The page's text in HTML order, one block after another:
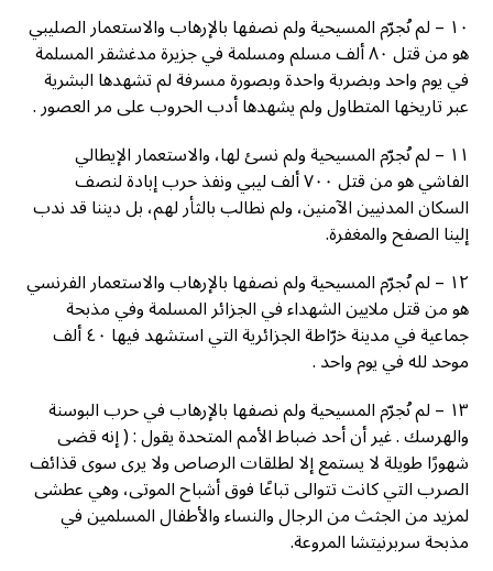
١٠ – ﻟﻢ ﻧُﺠﺮّﻡ ﺍﻟﻤﺴﻴﺤﻴﺔ ﻭﻟﻢ ﻧﺼﻔﻬﺎ ﺑﺎﻹﺭﻫﺎﺏ ﻭﺍﻻﺳﺘﻌﻤﺎﺭ ﺍﻟﺼﻠﻴﺒﻲ
ﻫﻮ ﻣﻦ ﻗﺘﻞ ٨٠ ﺃﻟﻒ ﻣﺴﻠﻢ ﻭﻣﺴﻠﻤﺔ ﻓﻲ ﺟﺰﻳﺮﺓ ﻣﺪﻏﺸﻘﺮ ﺍﻟﻤﺴﻠﻤﺔ
ﻓﻲ ﻳﻮﻡ ﻭﺍﺣﺪ ﻭﺑﻀﺮبة ﻭﺍﺣﺪﺓ ﻭﺑﺼﻮﺭﺓ ﻣﺴﺮﻓﺔ ﻟﻢ ﺗﺸﻬﺪﻫﺎ ﺍﻟﺒﺸﺮﻳﺔ
ﻋﺒﺮ ﺗﺎﺭﻳﺨﻬﺎ ﺍﻟﻤﺘﻄﺎﻭﻝ ﻭﻟﻢ ﻳﺸﻬﺪﻫﺎ ﺃﺩﺏ ﺍﻟﺤﺮﻭﺏ ﻋﻠﻰ ﻣﺮ ﺍﻟﻌﺼﻮﺭ .
١١ – ﻟﻢ ﻧُﺠﺮّﻡ ﺍﻟﻤﺴﻴﺤﻴﺔ ﻭﻟﻢ ﻧﺴﺊ ﻟﻬﺎ، ﻭﺍﻻﺳﺘﻌﻤﺎﺭ ﺍﻹﻳﻄﺎﻟﻲ
ﺍﻟﻔﺎﺷﻲ ﻫﻮ ﻣﻦ ﻗﺘﻞ ٧٠٠ ﺃﻟﻒ ﻟﻴﺒﻲ ﻭﻧﻔﺬ ﺣﺮﺏ ﺇﺑﺎﺩﺓ ﻟﻨﺼﻒ
ﺍﻟﺴﻜﺎﻥ ﺍﻟﻤﺪﻧﻴﻴﻦ ﺍﻵﻣﻨﻴﻦ، ﻭﻟﻢ ﻧﻄﺎﻟﺐ ﺑﺎﻟﺜﺄﺭ ﻟﻬﻢ، ﺑﻞ ﺩﻳﻨﻨﺎ ﻗﺪ ﻧﺪﺏ
ﺇﻟﻴﻨﺎ ﺍﻟﺼﻔﺢ ﻭﺍﻟﻤﻐﻔﺮﺓ.
١٢ – ﻟﻢ ﻧُﺠﺮّﻡ ﺍﻟﻤﺴﻴﺤﻴﺔ ﻭﻟﻢ ﻧﺼﻔﻬﺎ ﺑﺎﻹﺭﻫﺎﺏ ﻭﺍﻻﺳﺘﻌﻤﺎﺭ ﺍﻟﻔﺮﻧﺴﻲ
ﻫﻮ ﻣﻦ ﻗﺘﻞ ﻣﻼﻳﻴﻦ ﺍﻟﺸﻬﺪﺍﺀ ﻓﻲ ﺍﻟﺠﺰﺍﺋﺮ ﺍﻟﻤﺴﻠﻤﺔ ﻭﻓﻲ ﻣﺬﺑﺤﺔ
ﺟﻤﺎﻋﻴﺔ ﻓﻲ ﻣﺪﻳﻨﺔ ﺧرّﺍﻃﺔ ﺍﻟﺠﺰﺍﺋﺮﻳﺔ ﺍﻟﺘﻲ ﺍﺳﺘﺸﻬﺪ ﻓﻴﻬﺎ ٤٠ ﺃﻟﻒ
ﻣﻮﺣﺪ ﻟﻠﻪ ﻓﻲ ﻳﻮﻡ ﻭﺍﺣﺪ .
١٣ – ﻟﻢ ﻧُﺠﺮّﻡ ﺍﻟﻤﺴﻴﺤﻴﺔ ﻭﻟﻢ ﻧﺼﻔﻬﺎ ﺑﺎﻹﺭﻫﺎﺏ ﻓﻲ ﺣﺮﺏ ﺍﻟﺒﻮﺳﻨﺔ
ﻭﺍﻟﻬﺮﺳﻚ . ﻏﻴﺮ ﺃﻥ ﺃﺣﺪ ﺿﺒﺎﻁ ﺍﻷﻣﻢ ﺍﻟﻤﺘﺤﺪﺓ ﻳﻘﻮﻝ : ( ﺇﻧﻪ ﻗﻀﻰ
ﺷﻬﻮﺭًﺍ ﻃﻮﻳﻠﺔ ﻻ ﻳﺴﺘﻤﻊ ﺇﻻ ﻟﻄﻠﻘﺎﺕ ﺍﻟﺮﺻﺎﺹ ﻭﻻ ﻳﺮﻯ ﺳﻮﻯ ﻗﺬﺍﺋﻒ
ﺍﻟﺼﺮﺏ ﺍﻟﺘﻲ ﻛﺎﻧﺖ ﺗﺘﻮﺍﻟﻰ ﺗﺒﺎﻋًﺎ ﻓﻮﻕ ﺃﺷﺒﺎﺡ ﺍﻟﻤﻮﺗﻰ، ﻭﻫﻲ ﻋﻄﺸﻰ
ﻟﻤﺰﻳﺪ ﻣﻦ ﺍﻟﺠﺜﺚ ﻣﻦ ﺍﻟﺮﺟﺎﻝ ﻭﺍﻟﻨﺴﺎﺀ ﻭﺍﻷﻃﻔﺎﻝ ﺍﻟﻤﺴﻠﻤﻴﻦ ﻓﻲ
ﻣﺬﺑﺤﺔ ﺳﺮﺑﺮﻧﻴﺘﺸﺎ ﺍﻟﻤﺮﻭﻋﺔ.